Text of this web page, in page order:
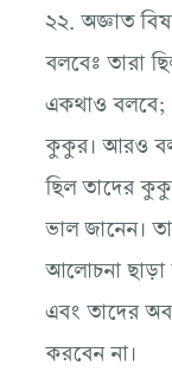
২২. অজ্ঞাত
বলবেঃ তারা
একথাও বলবে;
কুকুর। আরও
ছিল তাদের
ভাল জানেন।
আলোচনা
এবং তাদের
করবেন না।